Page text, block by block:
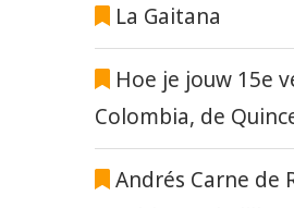
La Gaitana
Hoe je jouw 15e
Colombia, de
Andrés Carne de